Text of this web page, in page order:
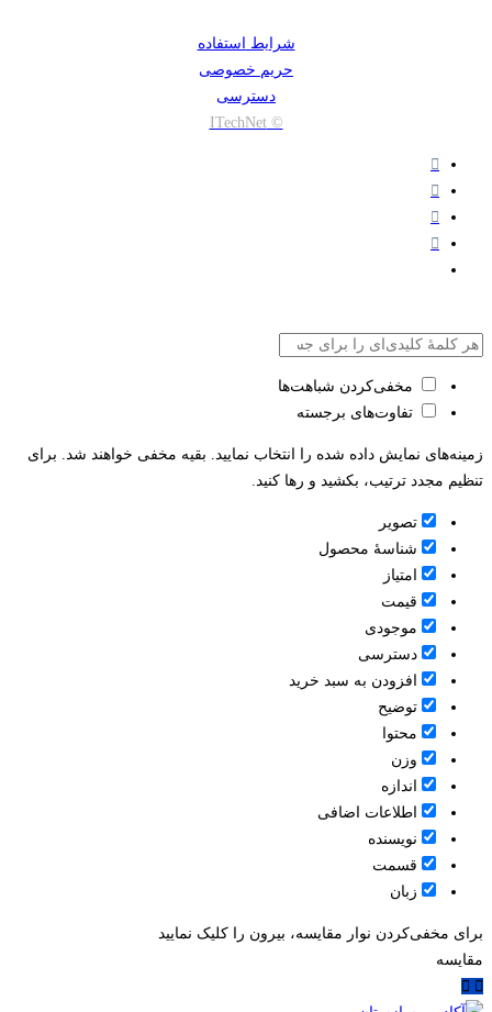
شرایط استفاده
حریم خصوصی
دسترسی
© ITechNet
مخفی‌کردن شباهت‌ها
تفاوت‌های برجسته
زمینه‌های نمایش داده شده را انتخاب نمایید. بقیه مخفی خواهند شد. برای
تنظیم مجدد ترتیب، بکشید و رها کنید.
تصویر
شناسۀ محصول
امتیاز
قيمت
موجودی
دسترسی
افزودن به سبد خرید
توضیح
محتوا
وزن
اندازه
اطلاعات اضافی
نویسنده
قسمت
زبان
برای مخفی‌کردن نوار مقایسه، بیرون را کلیک نمایید
مقایسه